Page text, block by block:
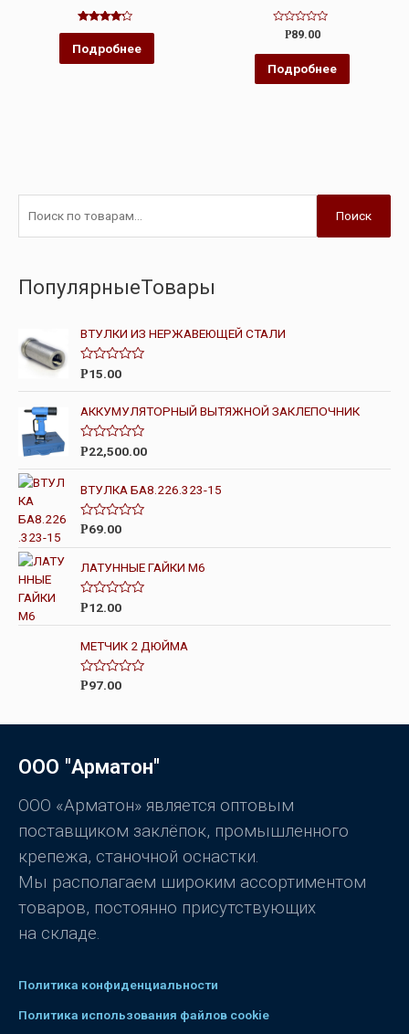
Оценка
из 5
Подробнее
Оценка
из
Р89.00
Подробнее
Поиск
ПопулярныеТовары
ВТУЛКИ ИЗ НЕРЖАВЕЮЩЕЙ СТАЛИ
О
е
н
к
а
и
з
Р15.00
АККУМУЛЯТОРНЫЙ ВЫТЯЖНОЙ ЗАКЛЕПОЧНИК
О
е
н
к
а
и
з
Р22,500.00
ВТУЛКА БА8.226.323-15
О
е
н
к
а
и
з
Р69.00
ЛАТУННЫЕ ГАЙКИ М6
О
е
н
к
а
и
Р12.00
МЕТЧИК 2 ДЮЙМА
О
и
з
Р97.00
ООО "Арматон"
ООО «Арматон» является оптовым
поставщиком заклёпок, промышленного
крепежа, станочной оснастки.
Мы располагаем широким ассортиментом
товаров, постоянно присутствующих
на складе.
Политика конфиденциальности
Политика использования файлов cookie